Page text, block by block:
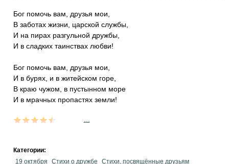
Бог помочь вам, друзья мои,
В заботах жизни, царской службы,
И на пирах разгульной дружбы,
И в сладких таинствах любви!
Бог помочь вам, друзья мои,
И в бурях, и в житейском горе,
В краю чужом, в пустынном море
И в мрачных пропастях земли!
Категории:
19 октября
Стихи о дружбе
Стихи, посвящённые друзьям